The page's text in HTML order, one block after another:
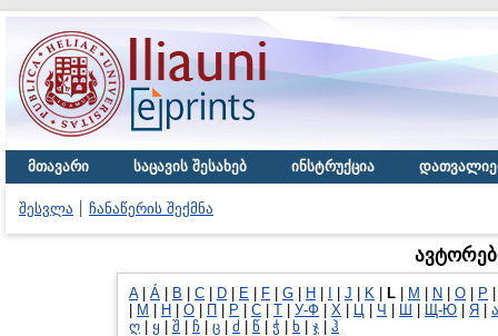
მთავარი საცავის შესახებ ინსტრუქცია
შესვლა ჩანაწერის შექმნა
A| Á B C D E F G H J K L M N O P
М Н О П Р С Т У-Ф Х Ц Ч Ш Щ-Ю Я
ა
ღ
ყ შ ჩ ც ძ წ ჭ ხ ჯ ჰ